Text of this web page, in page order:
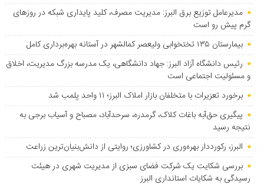
مدیرعامل توزیع برق البرز: مدیریت مصرف، کلید پایداری شبکه در روزهای
گرم پیش رو است
بیمارستان ۱۳۵ تختخوابی ولیعصر کمالشهر در آستانه بهره‌برداری کامل
رئیس دانشگاه آزاد البرز: جهاد دانشگاهی، یک مدرسه بزرگ مدیریت، اخلاق
و مسئولیت اجتماعی است
برخورد تعزیرات با متخلفان بازار املاک البرز؛ ۱۱ واحد پلمب شد
پیگیری حق‌آبه باغات کلاک، گرمدره، سرحدآباد، مصباح و آسیاب برجی به
نتیجه رسید
البرز، رکورددار بهره‌وری در کشاورزی؛ روایتی از دانش‌بنیان‌ترین زراعت
بررسی شکایت یک شرکت فضای سبزی از مدیریت شهری در هیئت
رسیدگی به شکایات استانداری البرز